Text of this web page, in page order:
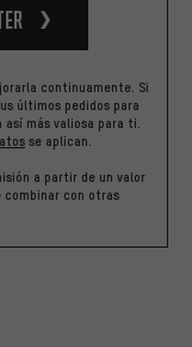
continuamente. Si
últimos pedidos para
más valiosa para ti.
se aplican.
a partir de un valor
combinar con otras